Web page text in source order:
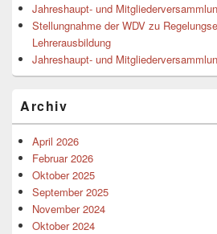
Jahreshaupt- und
Stellungnahme der WDV zu
Lehrerausbildung
Jahreshaupt- und
Archiv
April 2026
Februar 2026
Oktober 2025
September 2025
November 2024
Oktober 2024